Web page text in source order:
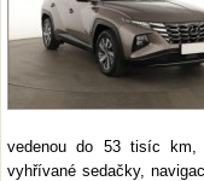
vedenou do 53 tisíc km,
vyhřívané sedačky,